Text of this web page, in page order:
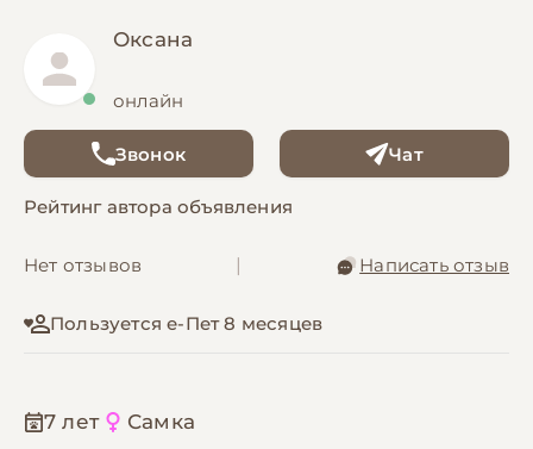
Оксана
онлайн
Звонок Чат
Рейтинг автора объявления
Нет отзывов Написать отзыв
Пользуется е-Пет 8 месяцев
7 лет Самка